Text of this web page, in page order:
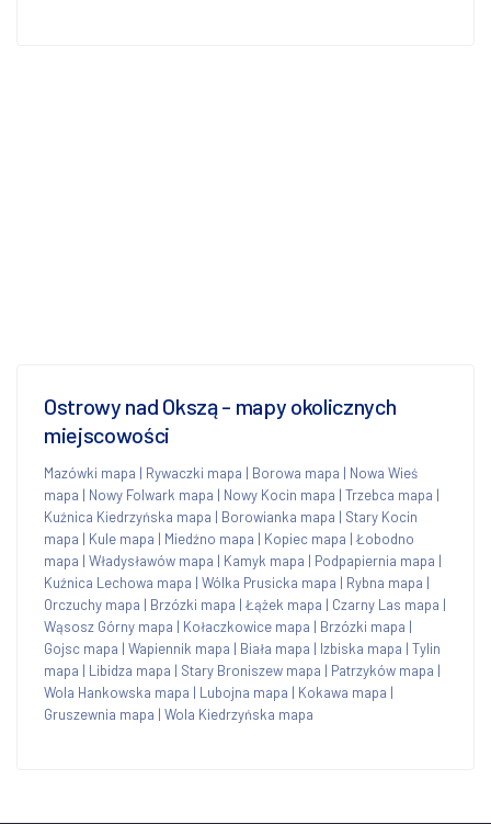
Ostrowy nad Okszą - mapy okolicznych
miejscowości
Mazówki mapa | Rywaczki mapa | Borowa mapa | Nowa Wieś
mapa | Nowy Folwark mapa | Nowy Kocin mapa | Trzebca mapa |
Kuźnica Kiedrzyńska mapa | Borowianka mapa | Stary Kocin
mapa | Kule mapa | Miedźno mapa | Kopiec mapa | Łobodno
mapa | Władysławów mapa | Kamyk mapa | Podpapiernia mapa |
Kuźnica Lechowa mapa | Wólka Prusicka mapa | Rybna mapa |
Orczuchy mapa | Brzózki mapa | Łążek mapa | Czarny Las mapa |
Wąsosz Górny mapa | Kołaczkowice mapa | Brzózki mapa |
Gojsc mapa | Wapiennik mapa | Biała mapa | Izbiska mapa | Tylin
mapa | Libidza mapa | Stary Broniszew mapa | Patrzyków mapa |
Wola Hankowska mapa | Lubojna mapa | Kokawa mapa |
Gruszewnia mapa | Wola Kiedrzyńska mapa